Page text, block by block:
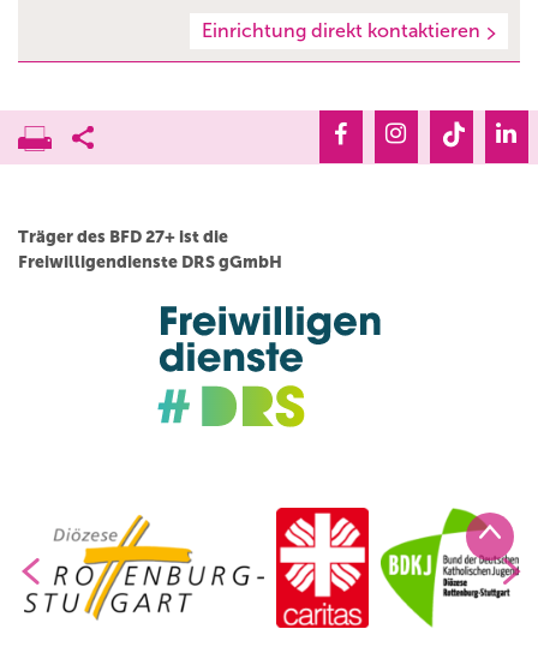
Einrichtung direkt kontaktieren
Träger des BFD 27+ ist die
Freiwilligendienste DRS gGmbH